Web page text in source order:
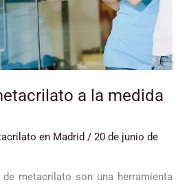
a la medida
en Madrid / 20 de junio de
metacrilato son una herramienta